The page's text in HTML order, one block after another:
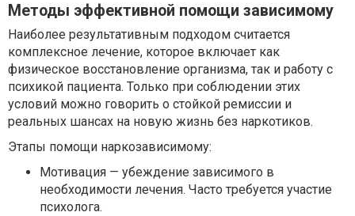
Методы эффективной помощи зависимому
Наиболее результативным подходом считается
комплексное лечение, которое включает как
физическое восстановление организма, так и работу с
психикой пациента. Только при соблюдении этих
условий можно говорить о стойкой ремиссии и
реальных шансах на новую жизнь без наркотиков.
Этапы помощи наркозависимому:
Мотивация — убеждение зависимого в
необходимости лечения. Часто требуется участие
психолога.